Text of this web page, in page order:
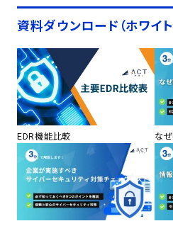
資料ダウンロード（ホワイ
EDR機能比較 な